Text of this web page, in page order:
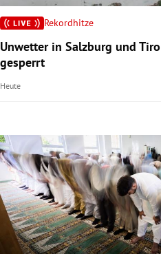
Untermenü
Untermenü
Untermenü
Untermenü
Untermenü
Rekordhitze
Unwetter in Salzburg und
gesperrt
Heute